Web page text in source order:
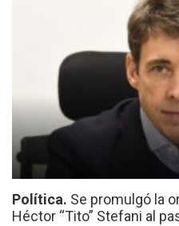
Política. Se promulgó la
Héctor “Tito” Stefani al